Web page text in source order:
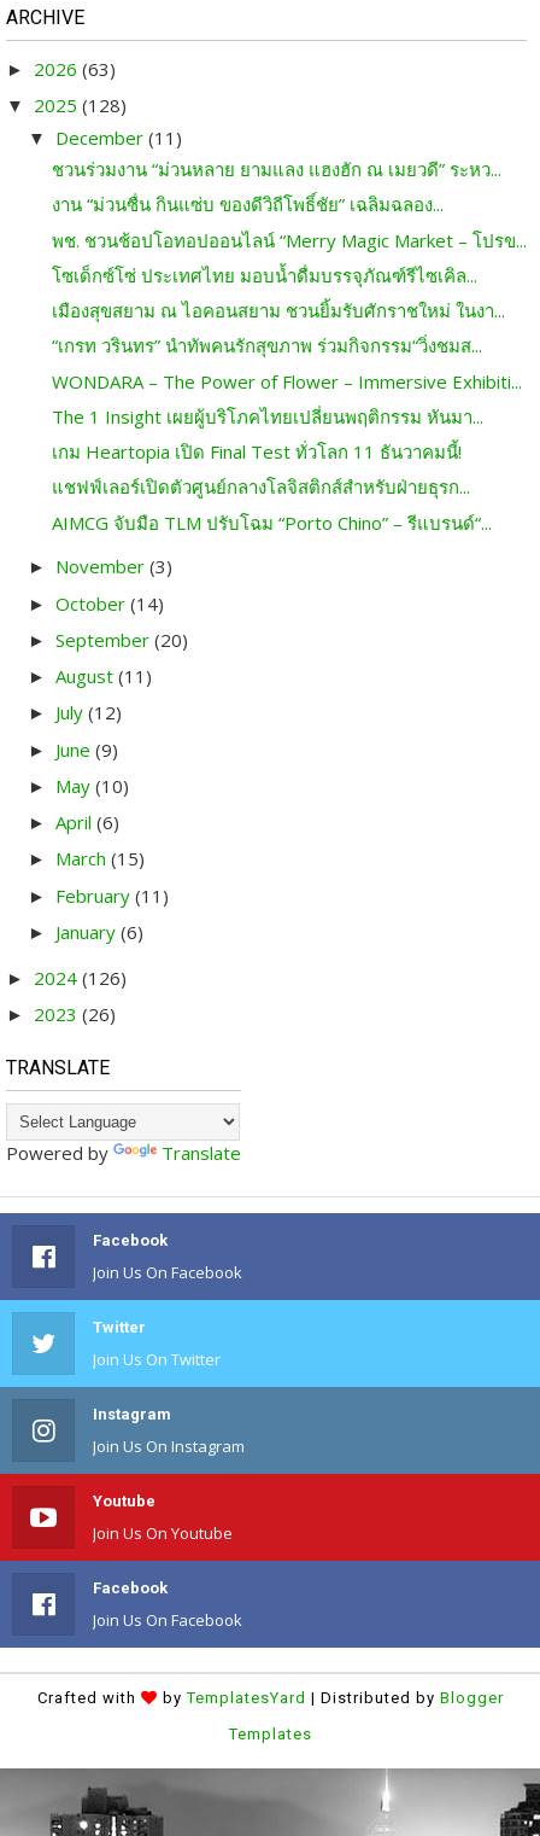
ARCHIVE
► 2026 (63)
▼ 2025 (128)
▼ December (11)
ชวนร่วมงาน “ม่วนหลาย ยามแลง แฮงฮัก ณ เมยวดี” ระหว...
งาน “ม่วนซื่น กินแซ่บ ของดีวิถีโพธิ์ชัย” เฉลิมฉลอง...
พช. ชวนช้อปโอทอปออนไลน์ “Merry Magic Market – โปรข...
โซเด็กซ์โซ่ ประเทศไทย มอบน้ำดื่มบรรจุภัณฑ์รีไซเคิล...
เมืองสุขสยาม ณ ไอคอนสยาม ชวนยิ้มรับศักราชใหม่ ในงา...
“เกรท วรินทร” นำทัพคนรักสุขภาพ ร่วมกิจกรรม“วิ่งชมส...
WONDARA – The Power of Flower – Immersive Exhibiti...
The 1 Insight เผยผู้บริโภคไทยเปลี่ยนพฤติกรรม หันมา...
เกม Heartopia เปิด Final Test ทั่วโลก 11 ธันวาคมนี้!
แชฟฟ์เลอร์เปิดตัวศูนย์กลางโลจิสติกส์สำหรับฝ่ายธุรก...
AIMCG จับมือ TLM ปรับโฉม “Porto Chino” – รีแบรนด์“...
► November (3)
► October (14)
► September (20)
► August (11)
► July (12)
► June (9)
► May (10)
► April (6)
► March (15)
► February (11)
► January (6)
► 2024 (126)
► 2023 (26)
TRANSLATE
Powered by Translate
Facebook
Join Us On Facebook
Twitter
Join Us On Twitter
Instagram
Join Us On Instagram
Youtube
Join Us On Youtube
Facebook
Join Us On Facebook
Crafted with byTemplatesYard | Distributed by Blogger
Templates